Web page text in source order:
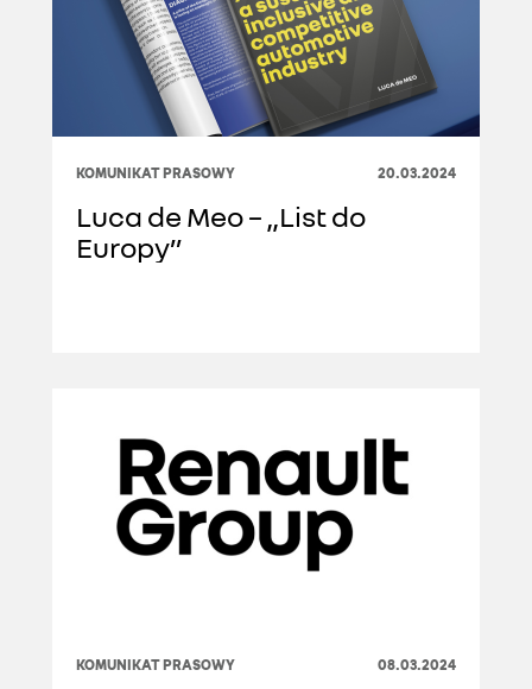
KOMUNIKAT PRASOWY 20.03.2024
Luca de Meo – „List do
Europy”
KOMUNIKAT PRASOWY 08.03.2024